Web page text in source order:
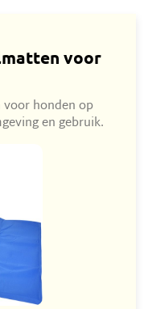
voor
honden op
en gebruik.